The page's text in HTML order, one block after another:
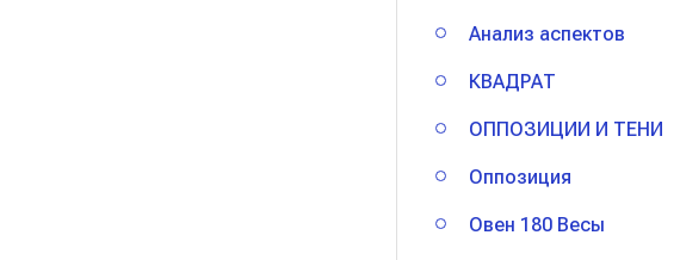
Анализ аспектов
КВАДРАТ
ОППОЗИЦИИ И ТЕНИ
Оппозиция
Овен 180 Весы